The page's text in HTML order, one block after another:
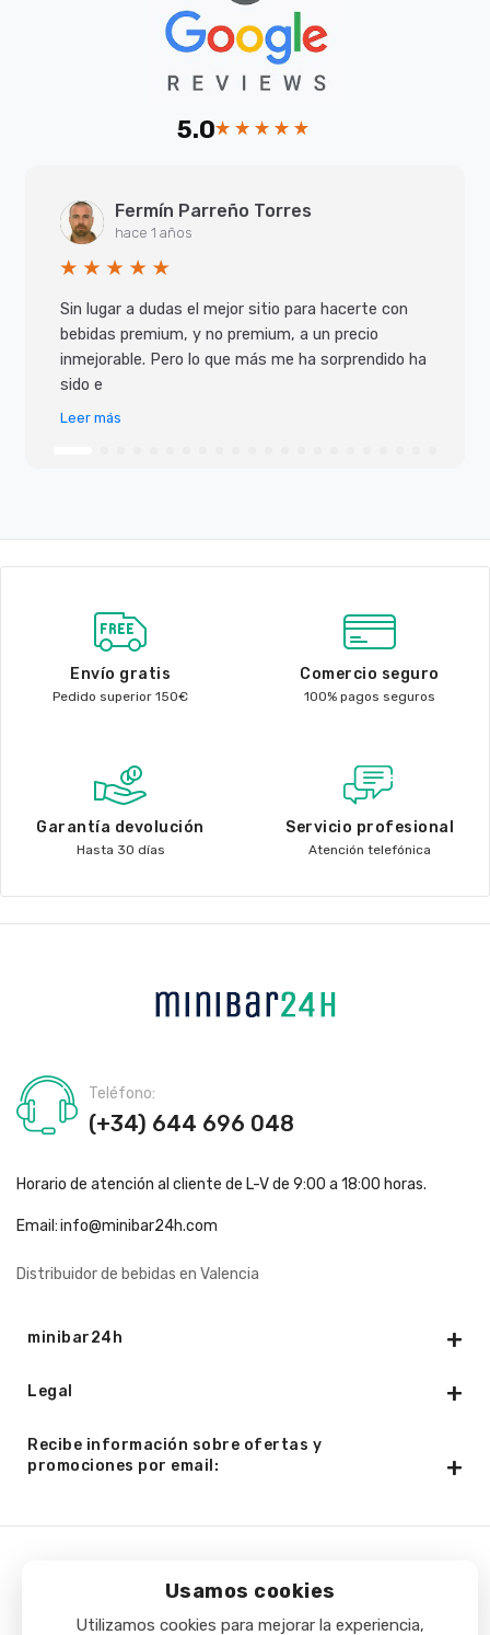
Usamos cookies
Utilizamos cookies para mejorar la experiencia,
5.0
Fermín Parreño Torres
hace 1 años
Sin lugar a dudas el mejor sitio para hacerte con
bebidas premium, y no premium, a un precio
inmejorable. Pero lo que más me ha sorprendido ha
sido e
Leer más
Envío gratis
Pedido superior 150€
Comercio seguro
100% pagos seguros
Garantía devolución
Hasta 30 días
Servicio profesional
Atención telefónica
Teléfono:
(+34) 644 696 048
Horario de atención al cliente de L-V de 9:00 a 18:00 horas.
Email:info@minibar24h.com
Distribuidor de bebidas en Valencia
minibar24h
Legal
Recibe información sobre ofertas y
promociones por email: